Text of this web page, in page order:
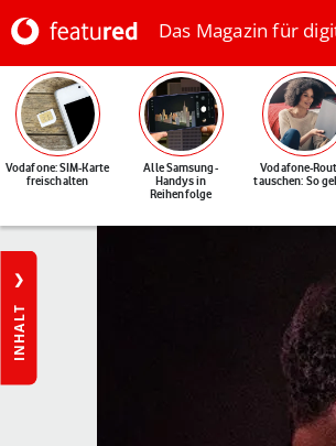
Das Magazin für
Vodafone: SIM-Karte
freischalten
Alle Samsung-
Handys in
Reihenfolge
Vodafone-
tauschen: So
INHALT